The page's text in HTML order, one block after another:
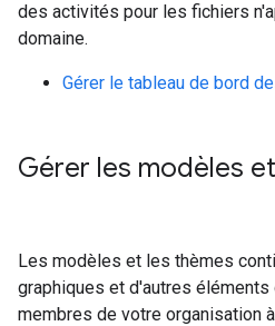
des activités pour les fichiers
domaine.
Gérer le tableau de bord
Gérer les modèles
Les modèles et les thèmes
graphiques et d'autres
membres de votre organisation